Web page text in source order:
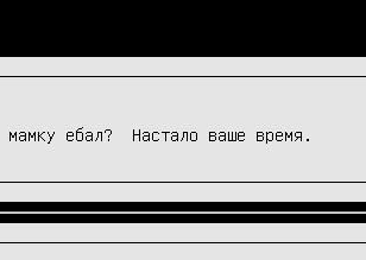
ебал?  Настало ваше время.